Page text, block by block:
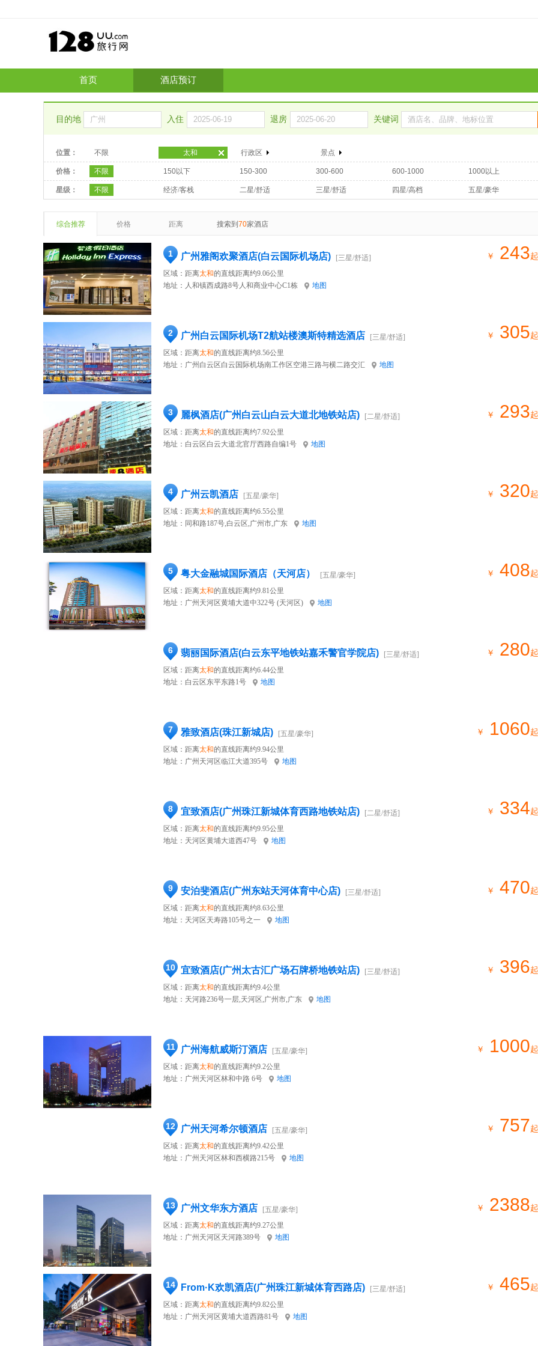
首页 酒店预订
目的地 入住 退房 关键词
位置： 不限 太和 行政区 景点
价格： 不限 150以下 150-300 300-600 600-1000 1000以上
星级： 不限 经济/客栈 二星/舒适 三星/舒适 四星/高档 五星/豪华
综合推荐 价格 距离 搜索到 70家酒店
1 广州雅阁欢聚酒店(白云国际机场店)
[三星/舒适]
区域：距离太和的直线距离约9.06公里
地址： 人和镇西成路8号人和商业中心C1栋 地图
￥ 243起
2 广州白云国际机场T2航站楼澳斯特精选酒店
[三星/舒适]
区域：距离太和的直线距离约8.56公里
地址： 广州白云区白云国际机场南工作区空港三路与横二路交汇 地图
￥ 305起
3 麗枫酒店(广州白云山白云大道北地铁站店)
[二星/舒适]
区域：距离太和的直线距离约7.92公里
地址： 白云区白云大道北官厅西路自编1号 地图
￥ 293起
4 广州云凯酒店
[五星/豪华]
区域：距离太和的直线距离约6.55公里
地址： 同和路187号,白云区,广州市,广东 地图
￥ 320起
5 粤大金融城国际酒店（天河店）
[五星/豪华]
区域：距离太和的直线距离约9.81公里
地址： 广州天河区黄埔大道中322号 (天河区) 地图
￥ 408起
6 翡丽国际酒店(白云东平地铁站嘉禾警官学院店)
[三星/舒适]
区域：距离太和的直线距离约6.44公里
地址： 白云区东平东路1号 地图
￥ 280起
7 雅致酒店(珠江新城店)
[五星/豪华]
区域：距离太和的直线距离约9.94公里
地址： 广州天河区临江大道395号 地图
￥ 1060起
8 宜致酒店(广州珠江新城体育西路地铁站店)
[二星/舒适]
区域：距离太和的直线距离约9.95公里
地址： 天河区黄埔大道西47号 地图
￥ 334起
9 安泊斐酒店(广州东站天河体育中心店)
[三星/舒适]
区域：距离太和的直线距离约8.63公里
地址： 天河区天寿路105号之一 地图
￥ 470起
10 宜致酒店(广州太古汇广场石牌桥地铁站店)
[三星/舒适]
区域：距离太和的直线距离约9.4公里
地址： 天河路236号一层,天河区,广州市,广东 地图
￥ 396起
11 广州海航威斯汀酒店
[五星/豪华]
区域：距离太和的直线距离约9.2公里
地址： 广州天河区林和中路 6号 地图
￥ 1000起
12 广州天河希尔顿酒店
[五星/豪华]
区域：距离太和的直线距离约9.42公里
地址： 广州天河区林和西横路215号 地图
￥ 757起
13 广州文华东方酒店
[五星/豪华]
区域：距离太和的直线距离约9.27公里
地址： 广州天河区天河路389号 地图
￥ 2388起
14 From·K欢凯酒店(广州珠江新城体育西路店)
[三星/舒适]
区域：距离太和的直线距离约9.82公里
地址： 广州天河区黄埔大道西路81号 地图
￥ 465起